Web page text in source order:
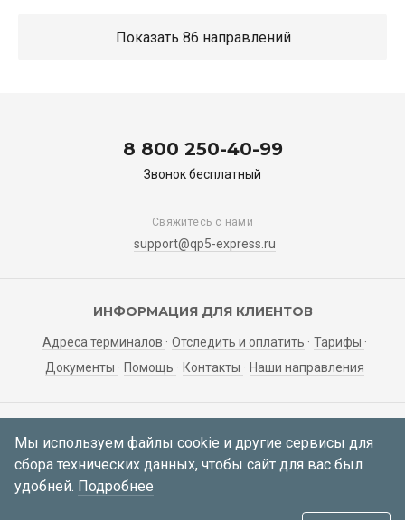
Показать 86 направлений
8 800 250-40-99
Звонок бесплатный
Свяжитесь с нами
support@qp5-express.ru
ИНФОРМАЦИЯ ДЛЯ КЛИЕНТОВ
Адреса терминалов Отследить и оплатить
Тарифы
Документы
Помощь Контакты Наши направления
ЛИЧНЫЙ КАБИНЕТ
Мои заявки Регистрация Вход
Мы используем файлы cookie и другие сервисы для
сбора технических данных, чтобы сайт для вас был
удобней. Подробнее